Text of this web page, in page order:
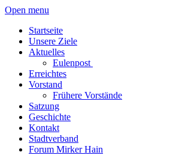
Open menu
Startseite
Unsere Ziele
Aktuelles
Eulenpost
Erreichtes
Vorstand
Frühere Vorstände
Satzung
Geschichte
Kontakt
Stadtverband
Forum Mirker Hain